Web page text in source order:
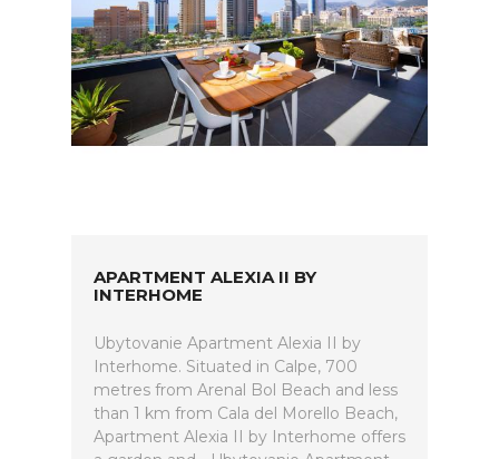
APARTMENT ALEXIA II BY
INTERHOME
Ubytovanie Apartment Alexia II by
Interhome. Situated in Calpe, 700
metres from Arenal Bol Beach and less
than 1 km from Cala del Morello Beach,
Apartment Alexia II by Interhome offers